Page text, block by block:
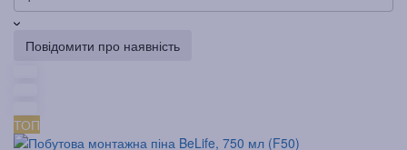
Повідомити про наявність
ТОП